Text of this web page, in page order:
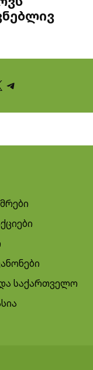
Telegram
საქართველო